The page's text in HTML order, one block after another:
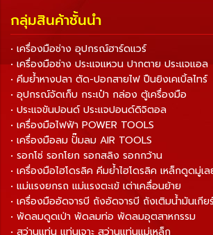
กลุ่มสินค้าชั้นนำ
• เครื่องมือช่าง อุปกรณ์ฮาร์ดแวร์
• เครื่องมือช่าง ประแจแหวน ปากตาย ประแจแอล
• คีมย้ำหางปลา ตัด-ปอกสายไฟ ปืนยิงเคเบิ้ลไทร์
• อุปกรณ์จัดเก็บ กระเป๋า กล่อง ตู้เครื่องมือ
• ประแจขันปอนด์ ประแจปอนด์ดิจิตอล
• เครื่องมือไฟฟ้า POWER TOOLS
• เครื่องมือลม ปั๊มลม AIR TOOLS
• รอกโซ่ รอกโยก รอกสลิง รอกกว้าน
• เครื่องมือไฮโดรลิค คีมย้ำไฮโดรลิค เหล็กดูดมู่เ
• แม่แรงยกรถ แม่แรงตะเข้ เต่าเคลื่อนย้าย
• เครื่องมืออัดจารบี ถังอัดจารบี ถังเติมน้ำมันเกีย
• พัดลมดูดเป่า พัดลมท่อ พัดลมอุตสาหกรรม